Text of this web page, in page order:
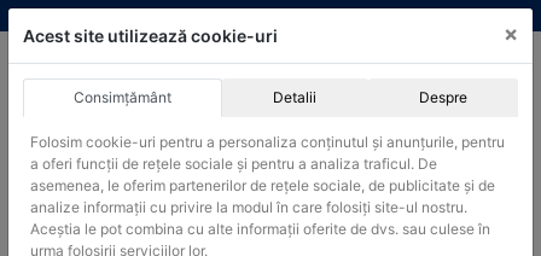
Skip
to
ACHIZITII PUBLICE
Produsele pot fi achizitionate si in sistemul SEAP / SICAP
Products
search
CAUTARE
Acest site utilizează cookie-uri ×
Consimțământ Detalii Despre
Folosim cookie-uri pentru a personaliza conținutul și anunțurile, pentru
a oferi funcții de rețele sociale și pentru a analiza traficul. De
asemenea, le oferim partenerilor de rețele sociale, de publicitate și de
analize informații cu privire la modul în care folosiți site-ul nostru.
Aceștia le pot combina cu alte informații oferite de dvs. sau culese în
urma folosirii serviciilor lor.